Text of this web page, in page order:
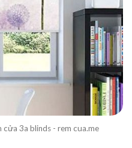
cửa 3a blinds - rem cua.me